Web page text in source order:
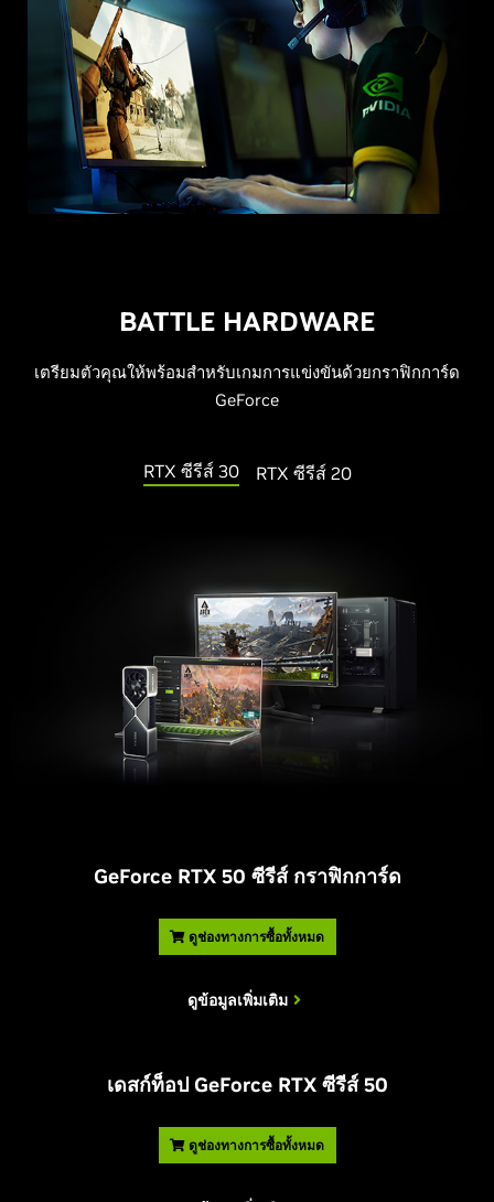
BATTLE HARDWARE
เตรียมตัวคุณให้พร้อมสำหรับเกมการแข่งขันด้วยกราฟิกการ์ด
GeForce
RTX ซีรีส์ 30 RTX ซีรีส์ 20
GeForce RTX 50 ซีรีส์ กราฟิกการ์ด
ดูช่องทางการซื้อทั้งหมด
ดูข้อมูลเพิ่มเติม
เดสก์ท็อป GeForce RTX ซีรีส์ 50
ดูช่องทางการซื้อทั้งหมด